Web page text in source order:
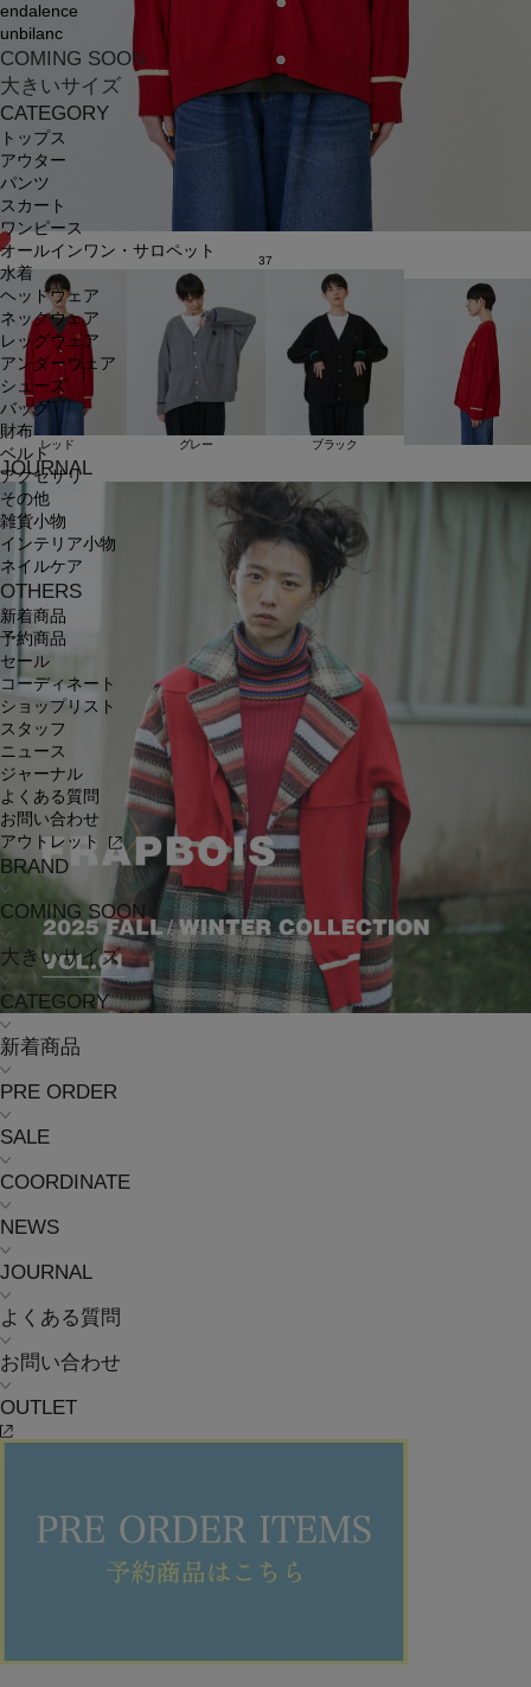
endalence
unbilanc
COMING SOON
大きいサイズ
CATEGORY
トップス
アウター
パンツ
スカート
ワンピース
オールインワン・サロペット
水着
ヘッドウェア
ネックウェア
レッグウェア
アンダーウェア
シューズ
バッグ
財布
ベルト
アクセサリ
その他
雑貨小物
インテリア小物
ネイルケア
OTHERS
新着商品
予約商品
セール
コーディネート
ショップリスト
スタッフ
ニュース
ジャーナル
よくある質問
お問い合わせ
アウトレット
BRAND
COMING SOON
大きいサイズ
CATEGORY
新着商品
PRE ORDER
SALE
COORDINATE
NEWS
JOURNAL
よくある質問
お問い合わせ
OUTLET
37
レッド グレー ブラック
JOURNAL